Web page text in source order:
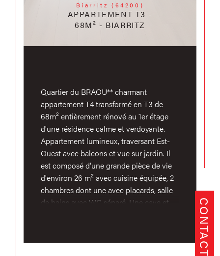
CONTACT
Biarritz (64200)
APPARTEMENT T3 -
68M² - BIARRITZ
Quartier du BRAOU** charmant
appartement T4 transformé en T3 de
68m² entièrement rénové au 1er étage
d'une résidence calme et verdoyante.
Appartement lumineux, traversant Est-
Ouest avec balcons et vue sur jardin. Il
est composé d'une grande pièce de vie
d'environ 26 m² avec cuisine équipée, 2
chambres dont une avec placards, salle
de bains avec WC séparé. Une cave et